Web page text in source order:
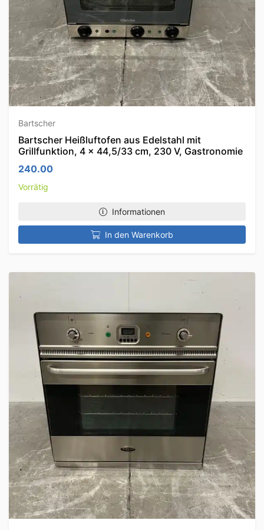
Bartscher
Bartscher Heißluftofen aus Edelstahl mit
Grillfunktion, 4 x 44,5/33 cm, 230 V, Gastronomie
240.00
Vorrätig
Informationen
In den Warenkorb